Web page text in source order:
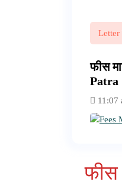
Letter
फीस
Patra
11:07
फीस